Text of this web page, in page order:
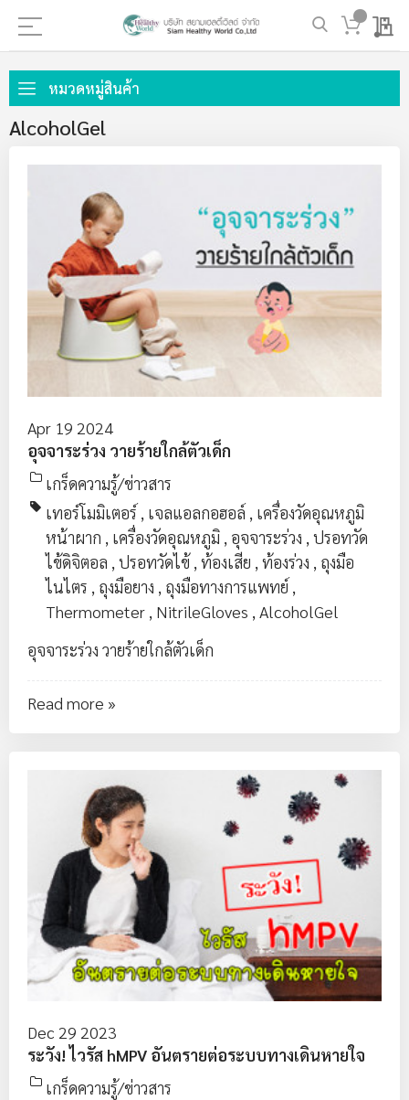
My
ไป
ที่
เนื้อหา
หมวดหมู่สินค้า
AlcoholGel
Apr 19 2024
อุจจาระร่วง วายร้ายใกล้ตัวเด็ก
เกร็ดความรู้/ข่าวสาร
เทอร์โมมิเตอร์ , เจลแอลกอฮอล์ , เครื่องวัดอุณหภูมิ
หน้าผาก , เครื่องวัดอุณหภูมิ , อุจจาระร่วง , ปรอทวัด
ไข้ดิจิตอล , ปรอทวัดไข้ , ท้องเสีย , ท้องร่วง , ถุงมือ
ไนไตร , ถุงมือยาง , ถุงมือทางการแพทย์ ,
Thermometer , NitrileGloves , AlcoholGel
อุจจาระร่วง วายร้ายใกล้ตัวเด็ก
Read more »
Dec 29 2023
ระวัง! ไวรัส hMPV อันตรายต่อระบบทางเดินหายใจ
เกร็ดความรู้/ข่าวสาร